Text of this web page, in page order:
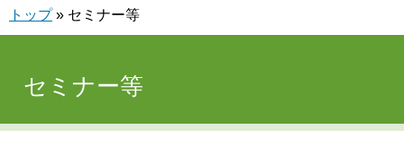
トップ» セミナー等
セミナー等